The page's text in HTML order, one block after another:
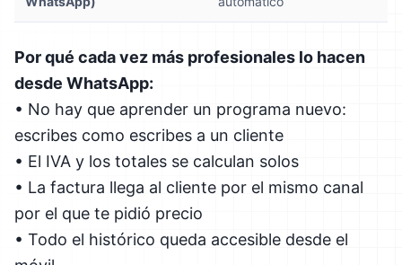
Por qué cada vez más profesionales lo hacen
desde WhatsApp:
• No hay que aprender un programa nuevo:
escribes como escribes a un cliente
• El IVA y los totales se calculan solos
• La factura llega al cliente por el mismo canal
por el que te pidió precio
• Todo el histórico queda accesible desde el